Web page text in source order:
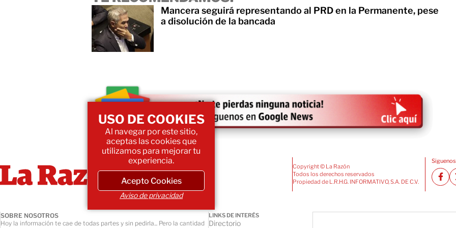
Mancera seguirá representando al PRD en la Permanente, pese
a disolución de la bancada
Copyright © La Razón
Todos los derechos reservados
Propiedad de L.R.H.G. INFORMATIVO, S.A. DE C.V.
SOBRE NOSOTROS
Hoy la información te cae de todas partes y sin pedirla... Pero la cantidad
LINKS DE INTERÉS
Directorio
USO DE COOKIES
Al navegar por este sitio,
aceptas las cookies que
utilizamos para mejorar tu
experiencia.
Acepto Cookies
Aviso de privacidad